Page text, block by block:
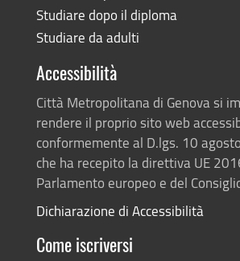
Studiare dopo il diploma
Studiare da adulti
Accessibilità
Città Metropolitana di Genova si
rendere il proprio sito web
conformemente al D.lgs. 10
che ha recepito la direttiva UE
Parlamento europeo e del
Dichiarazione di Accessibilità
Come iscriversi